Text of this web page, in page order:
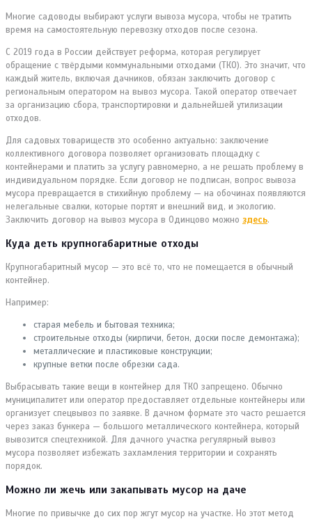
Многие садоводы выбирают услуги вывоза мусора, чтобы не тратить
время на самостоятельную перевозку отходов после сезона.
С 2019 года в России действует реформа, которая регулирует
обращение с твёрдыми коммунальными отходами (ТКО). Это значит, что
каждый житель, включая дачников, обязан заключить договор с
региональным оператором на вывоз мусора. Такой оператор отвечает
за организацию сбора, транспортировки и дальнейшей утилизации
отходов.
Для садовых товариществ это особенно актуально: заключение
коллективного договора позволяет организовать площадку с
контейнерами и платить за услугу равномерно, а не решать проблему в
индивидуальном порядке. Если договор не подписан, вопрос вывоза
мусора превращается в стихийную проблему — на обочинах появляются
нелегальные свалки, которые портят и внешний вид, и экологию.
Заключить договор на вывоз мусора в Одинцово можно здесь.
Куда деть крупногабаритные отходы
Крупногабаритный мусор — это всё то, что не помещается в обычный
контейнер.
Например:
старая мебель и бытовая техника;
строительные отходы (кирпичи, бетон, доски после демонтажа);
металлические и пластиковые конструкции;
крупные ветки после обрезки сада.
Выбрасывать такие вещи в контейнер для ТКО запрещено. Обычно
муниципалитет или оператор предоставляет отдельные контейнеры или
организует спецвывоз по заявке. В дачном формате это часто решается
через заказ бункера — большого металлического контейнера, который
вывозится спецтехникой. Для дачного участка регулярный вывоз
мусора позволяет избежать захламления территории и сохранять
порядок.
Можно ли жечь или закапывать мусор на даче
Многие по привычке до сих пор жгут мусор на участке. Но этот метод